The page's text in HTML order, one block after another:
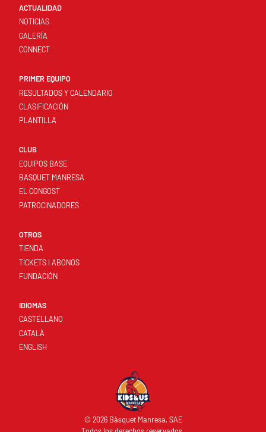
ACTUALIDAD
NOTICIAS
GALERÍA
CONNECT
PRIMER EQUIPO
RESULTADOS Y CALENDARIO
CLASIFICACIÓN
PLANTILLA
CLUB
EQUIPOS BASE
BASQUET MANRESA
EL CONGOST
PATROCINADORES
OTROS
TIENDA
TICKETS I ABONOS
FUNDACIÓN
IDIOMAS
CASTELLANO
CATALÀ
ENGLISH
© 2026 Bàsquet Manresa, SAE